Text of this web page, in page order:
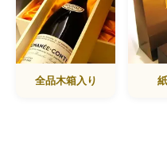
全品木箱入り